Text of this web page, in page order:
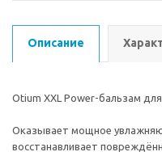
Описание
Otium XXL Power-бальзам
Оказывает мощное
восстанавливает